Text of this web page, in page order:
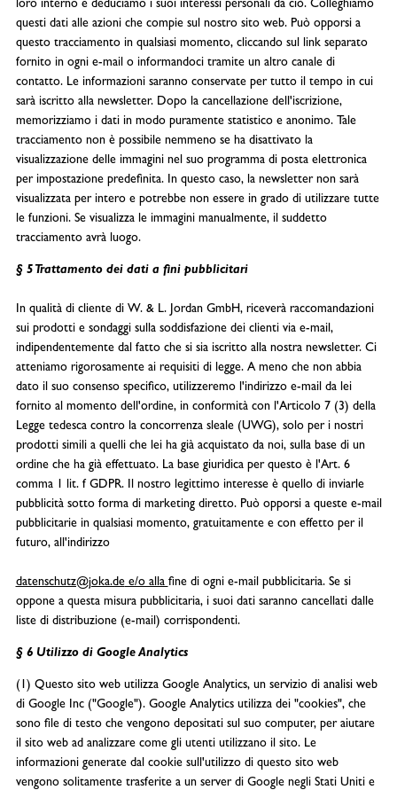
loro interno e deduciamo i suoi interessi personali da ciò. Colleghiamo
questi dati alle azioni che compie sul nostro sito web. Può opporsi a
questo tracciamento in qualsiasi momento, cliccando sul link separato
fornito in ogni e-mail o informandoci tramite un altro canale di
contatto. Le informazioni saranno conservate per tutto il tempo in cui
sarà iscritto alla newsletter. Dopo la cancellazione dell'iscrizione,
memorizziamo i dati in modo puramente statistico e anonimo. Tale
tracciamento non è possibile nemmeno se ha disattivato la
visualizzazione delle immagini nel suo programma di posta elettronica
per impostazione predefinita. In questo caso, la newsletter non sarà
visualizzata per intero e potrebbe non essere in grado di utilizzare tutte
le funzioni. Se visualizza le immagini manualmente, il suddetto
tracciamento avrà luogo.
§ 5 Trattamento dei dati a fini pubblicitari
In qualità di cliente di W. & L. Jordan GmbH, riceverà raccomandazioni
sui prodotti e sondaggi sulla soddisfazione dei clienti via e-mail,
indipendentemente dal fatto che si sia iscritto alla nostra newsletter. Ci
atteniamo rigorosamente ai requisiti di legge. A meno che non abbia
dato il suo consenso specifico, utilizzeremo l'indirizzo e-mail da lei
fornito al momento dell'ordine, in conformità con l'Articolo 7 (3) della
Legge tedesca contro la concorrenza sleale (UWG), solo per i nostri
prodotti simili a quelli che lei ha già acquistato da noi, sulla base di un
ordine che ha già effettuato. La base giuridica per questo è l'Art. 6
comma 1 lit. f GDPR. Il nostro legittimo interesse è quello di inviarle
pubblicità sotto forma di marketing diretto. Può opporsi a queste e-mail
pubblicitarie in qualsiasi momento, gratuitamente e con effetto per il
futuro, all'indirizzo
datenschutz@joka.dee/o alla fine di ogni e-mail pubblicitaria. Se si
oppone a questa misura pubblicitaria, i suoi dati saranno cancellati dalle
liste di distribuzione (e-mail) corrispondenti.
§ 6 Utilizzo di Google Analytics
(1) Questo sito web utilizza Google Analytics, un servizio di analisi web
di Google Inc ("Google"). Google Analytics utilizza dei "cookies", che
sono file di testo che vengono depositati sul suo computer, per aiutare
il sito web ad analizzare come gli utenti utilizzano il sito. Le
informazioni generate dal cookie sull'utilizzo di questo sito web
vengono solitamente trasferite a un server di Google negli Stati Uniti e